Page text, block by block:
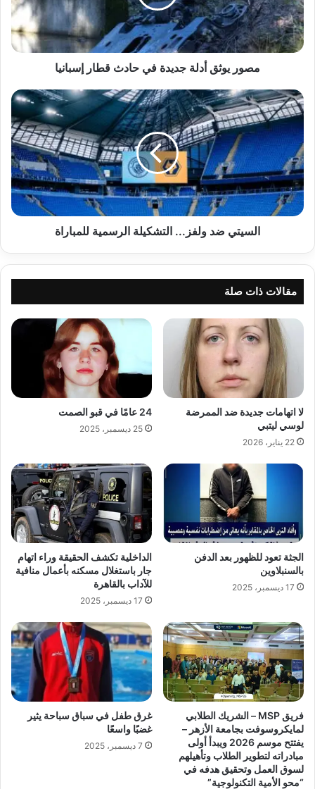
حادث
قطار
إسبانيا
مصور يوثق أدلة جديدة في حادث قطار إسبانيا
السيتي
ضد
ولفز...
التشكيلة
الرسمية
للمباراة
السيتي ضد ولفز... التشكيلة الرسمية للمباراة
مقالات ذات صلة
لا اتهامات جديدة ضد الممرضة
لوسي ليتبي
22 يناير، 2026
24 عامًا في قبو الصمت
25 ديسمبر، 2025
الجثة تعود للظهور بعد الدفن
بالسنبلاوين
17 ديسمبر، 2025
الداخلية تكشف الحقيقة وراء اتهام
جار باستغلال مسكنه بأعمال منافية
للآداب بالقاهرة
17 ديسمبر، 2025
فريق MSP – الشريك الطلابي
لمايكروسوفت بجامعة الأزهر –
يفتتح موسم 2026 ويبدأ أولى
مبادراته لتطوير الطلاب وتأهيلهم
لسوق العمل وتحقيق هدفه في
“محو الأمية التكنولوجية”
غرق طفل في سباق سباحة يثير
غضبًا واسعًا
7 ديسمبر، 2025